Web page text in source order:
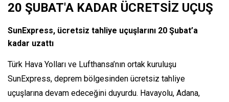
20 ŞUBAT'A KADAR ÜCRETSİZ UÇUŞ
SunExpress, ücretsiz tahliye uçuşlarını 20 Şubat’a
kadar uzattı
Türk Hava Yolları ve Lufthansa’nın ortak kuruluşu
SunExpress, deprem bölgesinden ücretsiz tahliye
uçuşlarına devam edeceğini duyurdu. Havayolu, Adana,